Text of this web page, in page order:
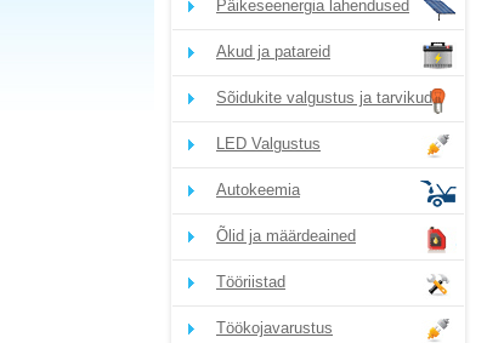
Päikeseenergia lahendused
Akud ja patareid
Sõidukite valgustus ja tarvikud
LED Valgustus
Autokeemia
Õlid ja määrdeained
Tööriistad
Töökojavarustus